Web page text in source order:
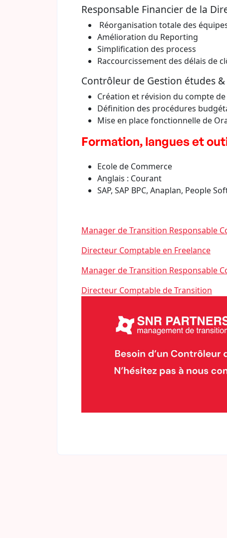
Responsable Financier de la
Réorganisation totale des
Amélioration du Reporting
Simplification des process
Raccourcissement des délais de
Contrôleur de Gestion études
Création et révision du compte
Définition des procédures
Mise en place fonctionnelle de
Formation, langues et
Ecole de Commerce
Anglais : Courant
SAP, SAP BPC, Anaplan, People
Manager de Transition Responsable
Directeur Comptable en Freelance
Manager de Transition Responsable
Directeur Comptable de Transition